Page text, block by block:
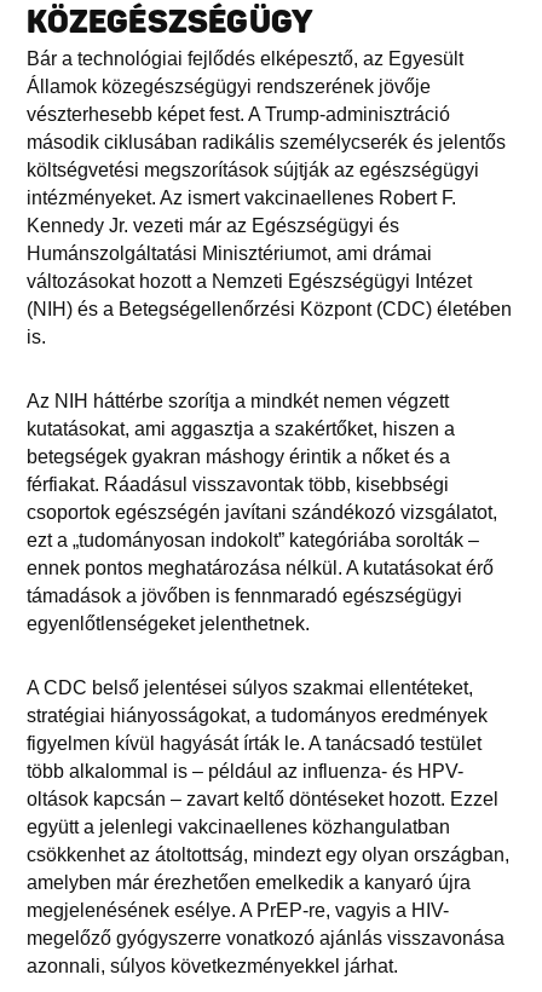
KÖZEGÉSZSÉGÜGY
Bár a technológiai fejlődés elképesztő, az Egyesült
Államok közegészségügyi rendszerének jövője
vészterhesebb képet fest. A Trump-adminisztráció
második ciklusában radikális személycserék és jelentős
költségvetési megszorítások sújtják az egészségügyi
intézményeket. Az ismert vakcinaellenes Robert F.
Kennedy Jr. vezeti már az Egészségügyi és
Humánszolgáltatási Minisztériumot, ami drámai
változásokat hozott a Nemzeti Egészségügyi Intézet
(NIH) és a Betegségellenőrzési Központ (CDC) életében
is.
Az NIH háttérbe szorítja a mindkét nemen végzett
kutatásokat, ami aggasztja a szakértőket, hiszen a
betegségek gyakran máshogy érintik a nőket és a
férfiakat. Ráadásul visszavontak több, kisebbségi
csoportok egészségén javítani szándékozó vizsgálatot,
ezt a „tudományosan indokolt” kategóriába sorolták –
ennek pontos meghatározása nélkül. A kutatásokat érő
támadások a jövőben is fennmaradó egészségügyi
egyenlőtlenségeket jelenthetnek.
A CDC belső jelentései súlyos szakmai ellentéteket,
stratégiai hiányosságokat, a tudományos eredmények
figyelmen kívül hagyását írták le. A tanácsadó testület
több alkalommal is – például az influenza- és HPV-
oltások kapcsán – zavart keltő döntéseket hozott. Ezzel
együtt a jelenlegi vakcinaellenes közhangulatban
csökkenhet az átoltottság, mindezt egy olyan országban,
amelyben már érezhetően emelkedik a kanyaró újra
megjelenésének esélye. A PrEP-re, vagyis a HIV-
megelőző gyógyszerre vonatkozó ajánlás visszavonása
azonnali, súlyos következményekkel járhat.